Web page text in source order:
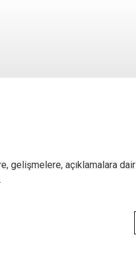
gelişmelere, açıklamalara dair